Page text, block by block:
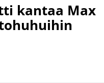
kantaa Max